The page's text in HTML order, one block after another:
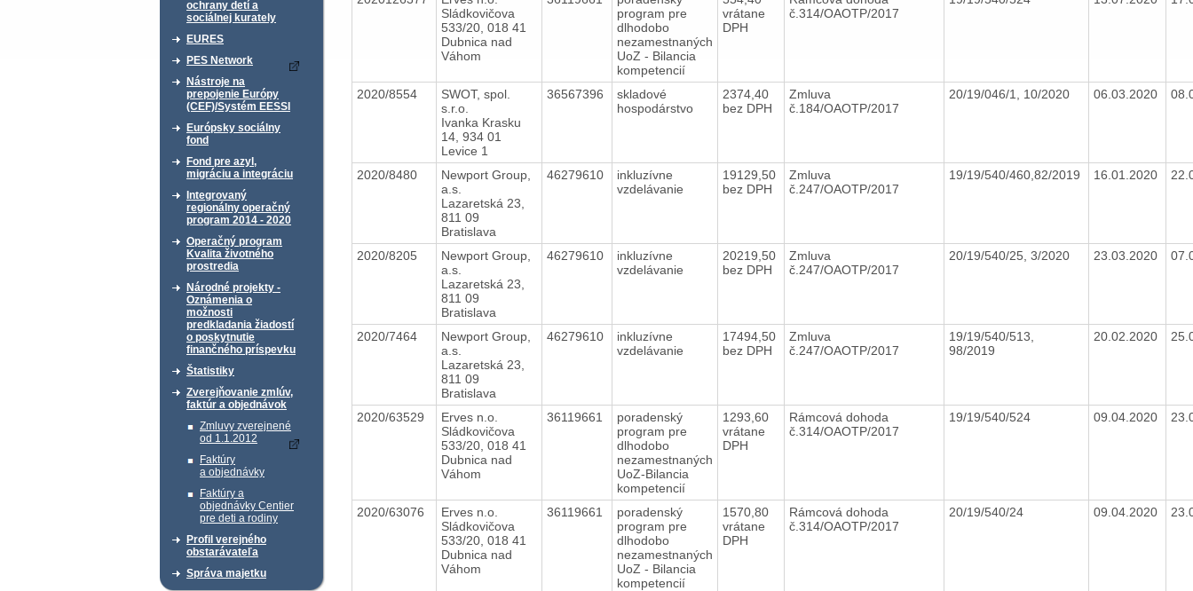
ochrany detí a
sociálnej kurately
EURES
PES Network
Nástroje na
prepojenie Európy
(CEF)/Systém EESSI
Európsky sociálny
fond
Fond pre azyl,
migráciu a integráciu
Integrovaný
regionálny operačný
program 2014 - 2020
Operačný program
Kvalita životného
prostredia
Národné projekty -
Oznámenia o
možnosti
predkladania žiadostí
o poskytnutie
finančného príspevku
Štatistiky
Zverejňovanie zmlúv,
faktúr a objednávok
Zmluvy zverejnené
od 1.1.2012
Faktúry
a objednávky
Faktúry a
objednávky Centier
pre deti a rodiny
Profil verejného
obstarávateľa
Správa majetku
Sládkovičova
533/20, 018 41
Dubnica nad
Váhom
program pre
dlhodobo
nezamestnaných
UoZ - Bilancia
kompetencií
vrátane
DPH
č.314/OAOTP/2017
2020/8554
SWOT, spol.
s.r.o.
Ivanka Krasku
14, 934 01
Levice 1
36567396
skladové
hospodárstvo
2374,40
bez DPH
Zmluva
č.184/OAOTP/2017
20/19/046/1, 10/2020 06.03.2020
2020/8480
Newport Group,
a.s.
Lazaretská 23,
811 09
Bratislava
46279610
inkluzívne
vzdelávanie
19129,50
bez DPH
Zmluva
č.247/OAOTP/2017
19/19/540/460,82/2019 16.01.2020
2020/8205
Newport Group,
a.s.
Lazaretská 23,
811 09
Bratislava
46279610
inkluzívne
vzdelávanie
20219,50
bez DPH
Zmluva
č.247/OAOTP/2017
20/19/540/25, 3/2020 23.03.2020
2020/7464
Newport Group,
a.s.
Lazaretská 23,
811 09
Bratislava
46279610
inkluzívne
vzdelávanie
17494,50
bez DPH
Zmluva
č.247/OAOTP/2017
19/19/540/513,
98/2019
20.02.2020
2020/63529
Erves n.o.
Sládkovičova
533/20, 018 41
Dubnica nad
Váhom
36119661
poradenský
program pre
dlhodobo
nezamestnaných
UoZ-Bilancia
kompetencií
1293,60
vrátane
DPH
Rámcová dohoda
č.314/OAOTP/2017
19/19/540/524 09.04.2020
2020/63076
Erves n.o.
Sládkovičova
533/20, 018 41
Dubnica nad
Váhom
36119661
poradenský
program pre
dlhodobo
nezamestnaných
UoZ - Bilancia
kompetencií
1570,80
vrátane
DPH
Rámcová dohoda
č.314/OAOTP/2017
20/19/540/24 09.04.2020